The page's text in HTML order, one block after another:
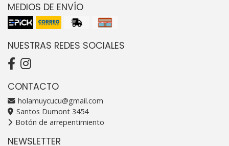
MEDIOS DE ENVÍO
NUESTRAS REDES SOCIALES
CONTACTO
holamuycucu@gmail.com
Santos Dumont 3454
Botón de arrepentimiento
NEWSLETTER